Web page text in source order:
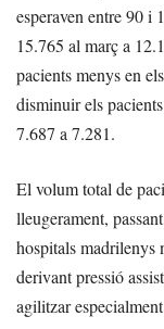
esperaven entre 90 i
15.765 al març a
pacients menys en
disminuir els
7.687 a 7.281.
El volum total de
lleugerament,
hospitals madrilenys
derivant pressió
agilitzar